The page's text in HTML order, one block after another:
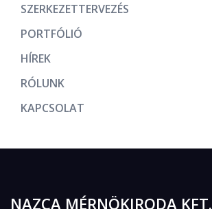
SZERKEZETTERVEZÉS
PORTFÓLIÓ
HÍREK
RÓLUNK
KAPCSOLAT
NAZCA MÉRNÖKIRODA KFT.